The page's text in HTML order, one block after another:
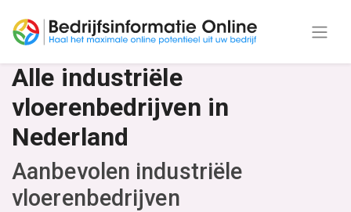
Alle industriële
vloerenbedrijven in
Nederland
Aanbevolen industriële
vloerenbedrijven